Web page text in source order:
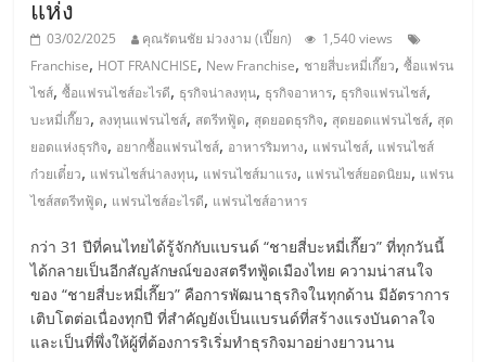
แห่ง
03/02/2025 คุณรัตนชัย ม่วงงาม (เปี๊ยก)
1,540 views
Franchise, HOT FRANCHISE, New Franchise, ชายสี่บะหมี่เกี๊ยว,ซื้อแฟรน
ไชส์,ซื้อแฟรนไชส์อะไรดี, ธุรกิจน่าลงทุน, ธุรกิจอาหาร, ธุรกิจแฟรนไชส์,
บะหมี่เกี๊ยว, ลงทุนแฟรนไชส์, สตรีทฟู้ด, สุดยอดธุรกิจ, สุดยอดแฟรนไชส์, สุด
ยอดแห่งธุรกิจ, อยากซื้อแฟรนไชส์, อาหารริมทาง, แฟรนไชส์, แฟรนไชส์
ก๋วยเตี๋ยว, แฟรนไชส์น่าลงทุน, แฟรนไชส์มาแรง, แฟรนไชส์ยอดนิยม, แฟรน
ไชส์สตรีทฟู้ด, แฟรนไชส์อะไรดี, แฟรนไชส์อาหาร
กว่า 31 ปีที่คนไทยได้รู้จักกับแบรนด์ “ชายสี่บะหมี่เกี๊ยว” ที่ทุกวันนี้
ได้กลายเป็นอีกสัญลักษณ์ของสตรีทฟู้ดเมืองไทย ความน่าสนใจ
ของ “ชายสี่บะหมี่เกี๊ยว” คือการพัฒนาธุรกิจในทุกด้าน มีอัตราการ
เติบโตต่อเนื่องทุกปี ที่สำคัญยังเป็นแบรนด์ที่สร้างแรงบันดาลใจ
และเป็นที่พึ่งให้ผู้ที่ต้องการริเริ่มทำธุรกิจมาอย่างยาวนาน